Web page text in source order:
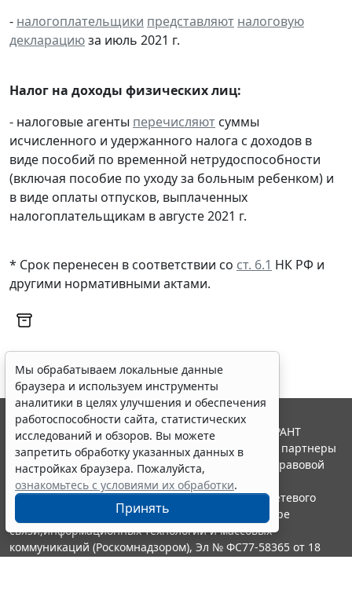
- налогоплательщики представляют налоговую
декларациюза июль 2021 г.
Налог на доходы физических лиц:
- налоговые агенты перечисляют суммы
исчисленного и удержанного налога с доходов в
виде пособий по временной нетрудоспособности
(включая пособие по уходу за больным ребенком) и
в виде оплаты отпусков, выплаченных
налогоплательщикам в августе 2021 г.
* Срок перенесен в соответствии со ст. 6.1 НК РФ и
другими нормативными актами.
Мы обрабатываем локальные данные
браузера и используем инструменты
аналитики в целях улучшения и обеспечения
работоспособности сайта, статистических
исследований и обзоров. Вы можете
запретить обработку указанных данных в
настройках браузера. Пожалуйста,
ознакомьтесь с условиями их обработки.
Принять
© ООО "НПП "ГАРАНТ-СЕРВИС", 2026. Система ГАРАНТ
выпускается с 1990 года. Компания "Гарант" и ее партнеры
являются участниками Российской ассоциации правовой
информации ГАРАНТ.
Портал ГАРАНТ.РУ зарегистрирован в качестве сетевого
издания Федеральной службой по надзору в сфере
связи,информационных технологий и массовых
коммуникаций (Роскомнадзором), Эл № ФС77-58365 от 18